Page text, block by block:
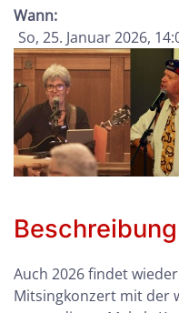
Wann:
So, 25. Januar 2026,
Beschreibung
Auch 2026 findet
Mitsingkonzert mit der